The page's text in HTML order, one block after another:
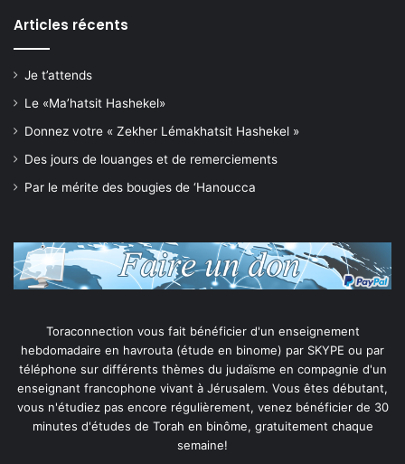
Articles récents
Je t’attends
Le «Ma’hatsit Hashekel»
Donnez votre « Zekher Lémakhatsit Hashekel »
Des jours de louanges et de remerciements
Par le mérite des bougies de ‘Hanoucca
Toraconnection vous fait bénéficier d'un enseignement
hebdomadaire en havrouta (étude en binome) par SKYPE ou par
téléphone sur différents thèmes du judaïsme en compagnie d'un
enseignant francophone vivant à Jérusalem. Vous êtes débutant,
vous n'étudiez pas encore régulièrement, venez bénéficier de 30
minutes d'études de Torah en binôme, gratuitement chaque
semaine!